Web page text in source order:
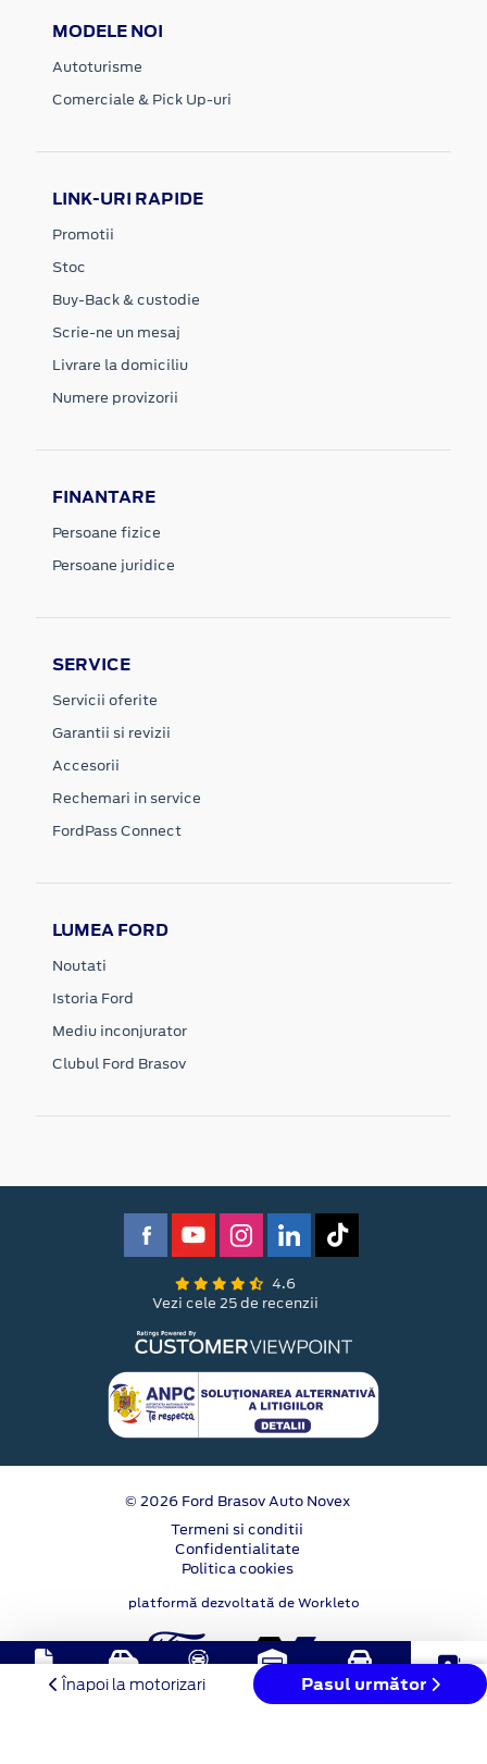
Înapoi la motorizari Pasul următor
MODELE NOI
Autoturisme
Comerciale & Pick Up-uri
LINK-URI RAPIDE
Promotii
Stoc
Buy-Back & custodie
Scrie-ne un mesaj
Livrare la domiciliu
Numere provizorii
FINANTARE
Persoane fizice
Persoane juridice
SERVICE
Servicii oferite
Garantii si revizii
Accesorii
Rechemari in service
FordPass Connect
LUMEA FORD
Noutati
Istoria Ford
Mediu inconjurator
Clubul Ford Brasov
4.6
Vezi cele 25 de recenzii
© 2026 Ford Brasov Auto Novex
Termeni si conditii
Confidentialitate
Politica cookies
platformă dezvoltată de Workleto
Solicitare
oferta
Test
Drive
Buy-
Back
Stoc
online
Programare
service Contact